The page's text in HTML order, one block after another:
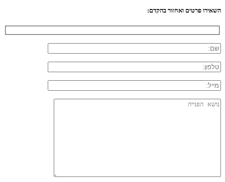
השאירו פרטים ואחזור בהקדם: